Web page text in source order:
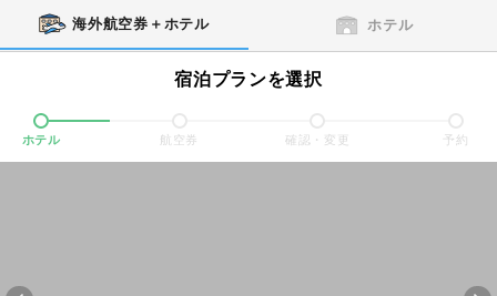
海外航空券＋ホテル ホテル
宿泊プランを選択
ホテル 航空券 確認・変更 予約